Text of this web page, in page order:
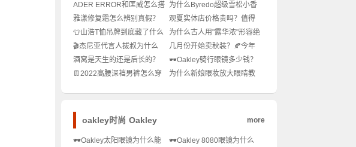
ADER ERROR和匡威怎么搭
才够潮？🤔潮流达人都在穿
的CP组合！
为什么Byredo超级雪松小香
能成冷感木质香天花板？🌲
男生女生都爱的中性香到
雅漾修复霜怎么辨别真假？
小白也能一眼看穿防伪细
节！
观夏实体店价格贵吗？值得
买吗？🌿
👕山浩T恤吊牌到底藏了什么
秘密？揭秘潮流圈的“隐藏款”
文化！
为什么古人用"露华浓"形容绝
世美颜？💄这句诗和美妆品
牌有什么神秘关联？🔥
🎬杰尼亚代言人拔叔为什么
能代言高定男装？🤔型男穿
搭天花板来了！
几月份开始卖秋装？🍂今年
流行哪些秋季穿搭单品？
酒窝是天生的还是后长的？
✨有没有可能偷偷长出一
🕶️Oakley骑行眼镜多少钱？
值不值得入手？💰潮骑必备
👖2022高腰深裆男裤怎么穿
为什么新娘眼妆放大眼睛教
oakley时尚 Oakley more
🕶️Oakley太阳眼镜为什么能
🕶️Oakley 8080眼镜为什么